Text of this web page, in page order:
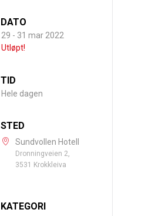
DATO
29 - 31 mar 2022
Utløpt!
TID
Hele dagen
STED
Sundvollen Hotell
Dronningveien 2,
3531 Krokkleiva
KATEGORI